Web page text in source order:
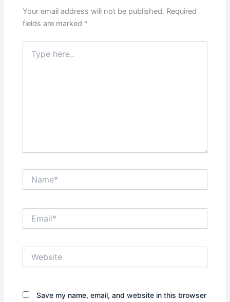
Your email address will not be published. Required
fields are marked *
here..
Save my name, email, and website in this browser